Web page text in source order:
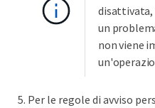
disattivata,
un
non viene
Per le regole di avviso